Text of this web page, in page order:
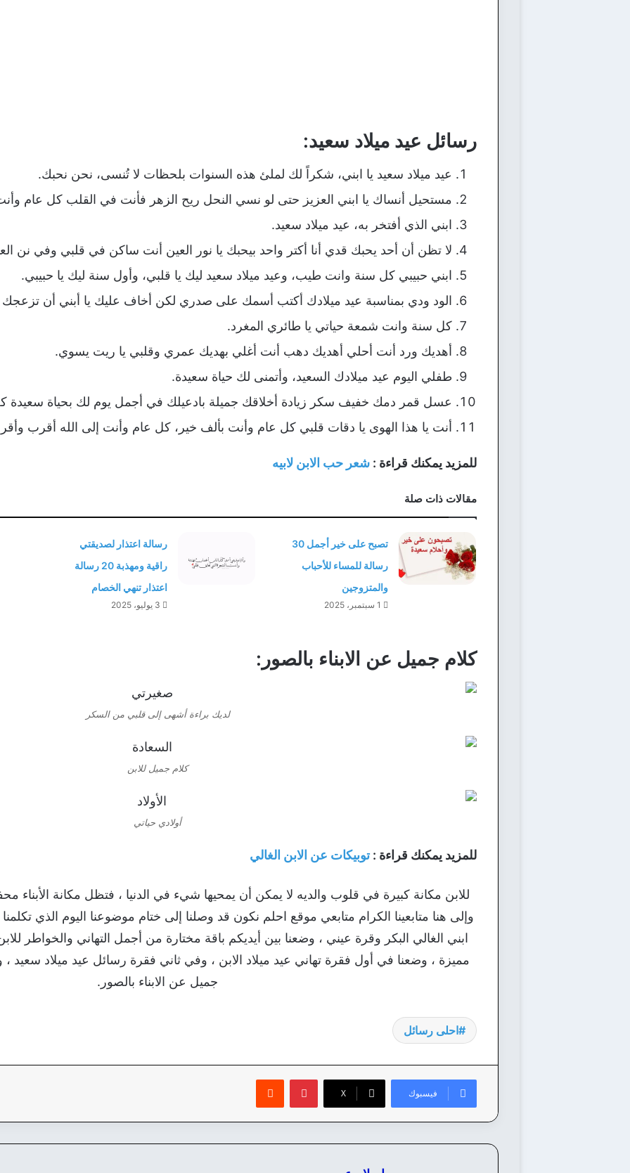
رسائل عيد ميلاد سعيد:
عيد ميلاد سعيد يا ابني، شكراً لك لملئ هذه السنوات بلحظات لا تُنسى، نحن نحبك.
مستحيل أنساك يا ابني العزيز حتى لو نسي النحل ريح الزهر فأنت في القلب كل عام
ابني الذي أفتخر به، عيد ميلاد سعيد.
لا تظن أن أحد يحبك قدي أنا أكتر واحد بيحبك يا نور العين أنت ساكن في قلبي وفي نن
ابني حبيبي كل سنة وانت طيب، وعيد ميلاد سعيد ليك يا قلبي، وأول سنة ليك يا حبيبي.
الود ودي بمناسبة عيد ميلادك أكتب أسمك على صدري لكن أخاف عليك يا أبني أن
كل سنة وانت شمعة حياتي يا طائري المغرد.
أهديك ورد أنت أحلي أهديك دهب أنت أغلي بهديك عمري وقلبي يا ريت يسوي.
طفلي اليوم عيد ميلادك السعيد، وأتمنى لك حياة سعيدة.
عسل قمر دمك خفيف سكر زيادة أخلاقك جميلة بادعيلك في أجمل يوم لك بحياة سعيدة
أنت يا هذا الهوى يا دقات قلبي كل عام وأنت بألف خير، كل عام وأنت إلى الله أقرب
للمزيد يمكنك قراءة : شعر حب الابن لابيه
مقالات ذات صلة
تصبح على خير أجمل 30
رسالة للمساء للأحباب
والمتزوجين
1 سبتمبر، 2025
رسالة اعتذار لصديقتي
راقية ومهذبة 20 رسالة
اعتذار تنهي الخصام
3 يوليو، 2025
كلام جميل عن الابناء بالصور:
لديك براءة أشهى إلى قلبي من السكر
كلام جميل للابن
أولادي حياتي
للمزيد يمكنك قراءة :توبيكات عن الابن الغالي
للابن مكانة كبيرة في قلوب والديه لا يمكن أن يمحيها شيء في الدنيا ، فتظل مكانة الأبناء
وإلى هنا متابعينا الكرام متابعي موقع احلم نكون قد وصلنا إلى ختام موضوعنا اليوم الذي تكلمنا
ابني الغالي البكر وقرة عيني ، وضعنا بين أيديكم باقة مختارة من أجمل التهاني والخواطر
مميزة ، وضعنا في أول فقرة تهاني عيد ميلاد الابن ، وفي ثاني فقرة رسائل عيد ميلاد سعيد ،
جميل عن الابناء بالصور.
احلى رسائل
فيسبوك ‫X
بينتيريست